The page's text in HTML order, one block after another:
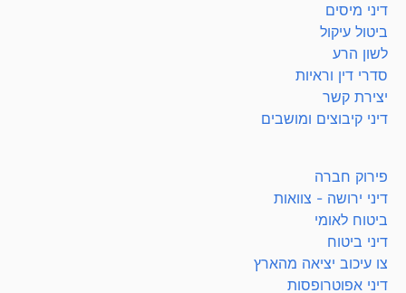
דיני מיסים
ביטול עיקול
לשון הרע
סדרי דין וראיות
יצירת קשר
דיני קיבוצים ומושבים
פירוק חברה
דיני ירושה - צוואות
ביטוח לאומי
דיני ביטוח
צו עיכוב יציאה מהארץ
דיני אפוטרופסות